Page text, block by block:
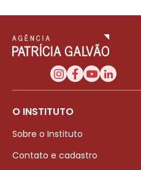
O INSTITUTO
Sobre o Instituto
Contato e cadastro